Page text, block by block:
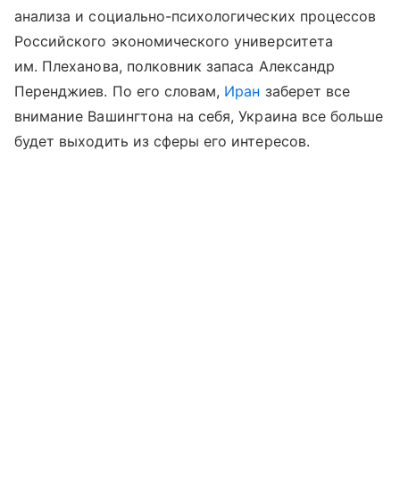
анализа и социально-психологических процессов
Российского экономического университета
им. Плеханова, полковник запаса Александр
Перенджиев. По его словам, Иран заберет все
внимание Вашингтона на себя, Украина все больше
будет выходить из сферы его интересов.